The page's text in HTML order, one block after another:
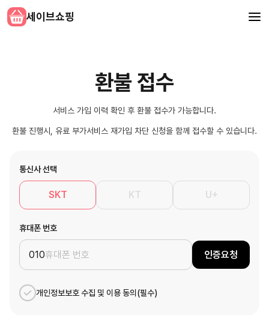
세이브쇼핑
환불 접수
서비스 가입 이력 확인 후 환불 접수가 가능합니다.
환불 진행시, 유료 부가서비스 재가입 차단 신청을 함께 접수할 수 있습니다.
통신사 선택
SKT KT U+
휴대폰 번호
010 인증요청
개인정보보호 수집 및 이용 동의(필수)